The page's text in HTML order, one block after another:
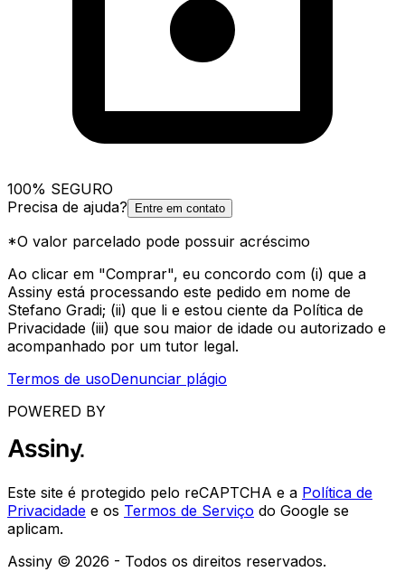
100% SEGURO
Precisa de ajuda?
Entre em contato
*O valor parcelado pode possuir acréscimo
Ao clicar em "Comprar", eu concordo com (i) que a
Assiny está processando este pedido em nome de
Stefano Gradi; (ii) que li e estou ciente da Política de
Privacidade (iii) que sou maior de idade ou autorizado e
acompanhado por um tutor legal.
Termos de usoDenunciar plágio
POWERED BY
Este site é protegido pelo reCAPTCHA e a Política de
Privacidade e os Termos de Serviço do Google se
aplicam.
Assiny © 2026 - Todos os direitos reservados.